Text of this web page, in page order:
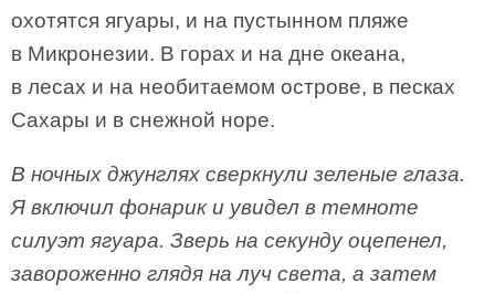
охотятся ягуары, и на пустынном пляже
в Микронезии. В горах и на дне океана,
в лесах и на необитаемом острове, в песках
Сахары и в снежной норе.
В ночных джунглях сверкнули зеленые глаза.
Я включил фонарик и увидел в темноте
силуэт ягуара. Зверь на секунду оцепенел,
завороженно глядя на луч света, а затем